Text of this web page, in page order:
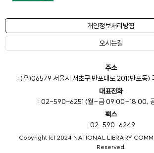
개인정보처리방침
오시는길
주소
: (우)06579 서울시 서초구 반포대로 201(반포동)
대표전화
: 02-590-6251 (월~금 09:00~18:00,
팩스
: 02-590-6249
Copyright (c) 2024 NATIONAL LIBRARY
Reserved.